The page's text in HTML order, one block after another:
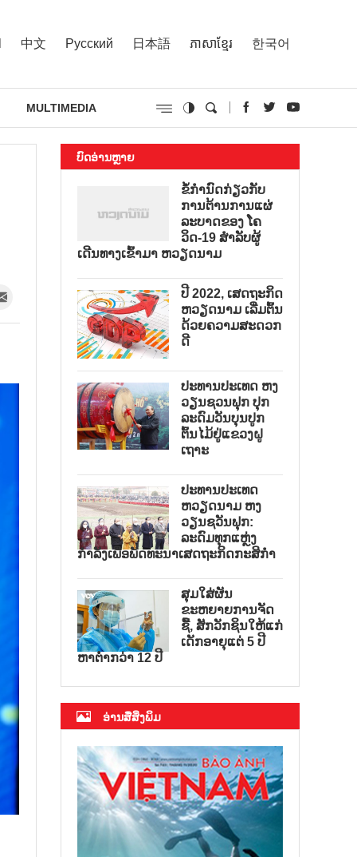
中文 Русский 日本語 ភាសាខ្មែរ 한국어
MULTIMEDIA
ບົດອ່ານຫຼາຍ
ຂໍ້ກຳນົດກ່ຽວກັບ
ການຕ້ານການແຜ່
ລະບາດຂອງ ໂຄ
ວິດ-19 ສຳລັບຜູ້
ເດີນທາງເຂົ້າມາ ຫວຽດນາມ
ປີ 2022, ເສດຖະກິດ
ຫວຽດນາມ ເລີ່ມຕົ້ນ
ດ້ວຍຄວາມສະດວກ
ດີ
ປະທານປະເທດ ຫງ
ວຽນຊວນຟຸກ ປຸກ
ລະດົມວັນບຸນປູກ
ຕົ້ນໄມ້ຢູ່ແຂວງຝູ
ເຖາະ
ປະທານປະເທດ
ຫວຽດນາມ ຫງ
ວຽນຊວັນຟຸກ:
ລະດົມທຸກແຫຼ່ງ
ກຳລັງເພື່ອພັດທະນາເສດຖະກິດກະສິກຳ
ສຸມໃສ່ຜັນ
ຂະຫຍາຍການຈັດ
ຊື້, ສັກວັກຊິນໃຫ້ແກ່
ເດັກອາຍຸແຕ່ 5 ປີ
ຫາຕ່ຳກວ່າ 12 ປີ
ອ່ານສື່ສິ່ງພິມ